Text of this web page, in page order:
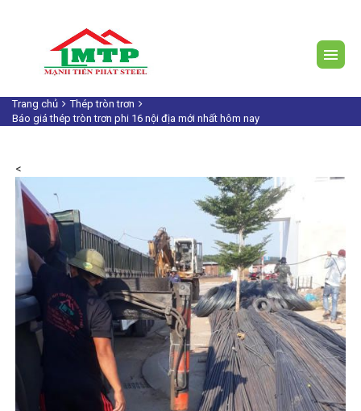
Trang chủ
Thép tròn trơn
Báo giá thép tròn trơn phi 16 nội địa mới nhất hôm nay
<